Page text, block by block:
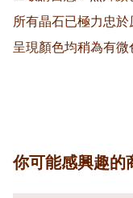
所有晶石已極力忠
呈現顏色均稍為有微
你可能感興趣的